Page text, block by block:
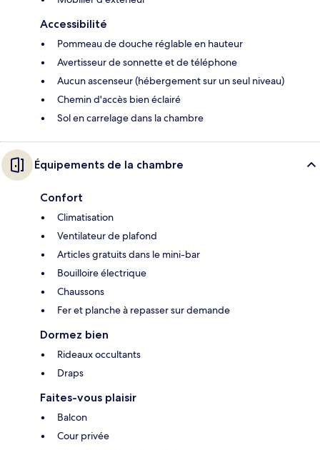
Accessibilité
Pommeau de douche réglable en hauteur
Avertisseur de sonnette et de téléphone
Aucun ascenseur (hébergement sur un seul niveau)
Chemin d'accès bien éclairé
Sol en carrelage dans la chambre
Équipements de la chambre
Confort
Climatisation
Ventilateur de plafond
Articles gratuits dans le mini-bar
Bouilloire électrique
Chaussons
Fer et planche à repasser sur demande
Dormez bien
Rideaux occultants
Draps
Faites-vous plaisir
Balcon
Cour privée